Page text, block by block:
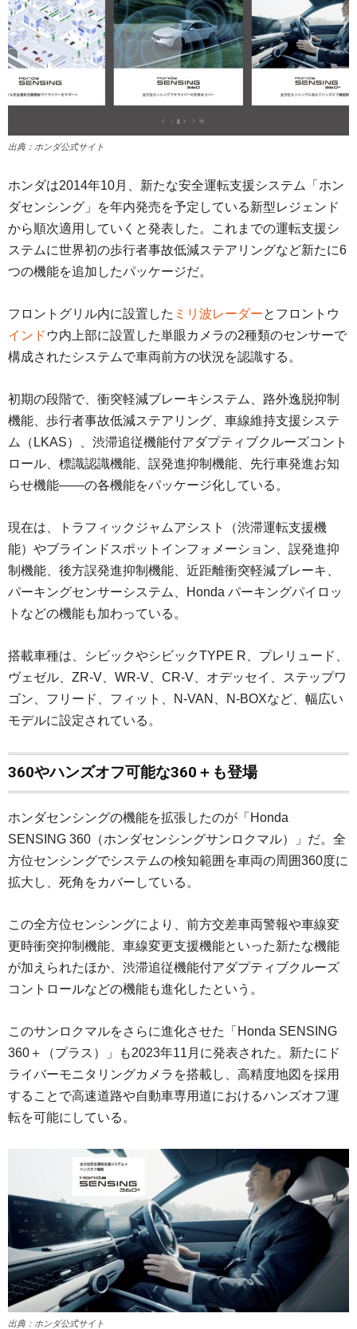
出典：ホンダ公式サイト
ホンダは2014年10月、新たな安全運転支援システム「ホン
ダセンシング」を年内発売を予定している新型レジェンド
から順次適用していくと発表した。これまでの運転支援シ
ステムに世界初の歩行者事故低減ステアリングなど新たに6
つの機能を追加したパッケージだ。
フロントグリル内に設置した ミリ波レーダーとフロントウ
インド ウ内上部に設置した単眼カメラの2種類のセンサーで
構成されたシステムで車両前方の状況を認識する。
初期の段階で、衝突軽減ブレーキシステム、路外逸脱抑制
機能、歩行者事故低減ステアリング、車線維持支援システ
ム（LKAS）、渋滞追従機能付アダプティブクルーズコント
ロール、標識認識機能、誤発進抑制機能、先行車発進お知
らせ機能――の各機能をパッケージ化している。
現在は、トラフィックジャムアシスト（渋滞運転支援機
能）やブラインドスポットインフォメーション、誤発進抑
制機能、後方誤発進抑制機能、近距離衝突軽減ブレーキ、
パーキングセンサーシステム、Honda パーキングパイロッ
トなどの機能も加わっている。
搭載車種は、シビックやシビックTYPE R、プレリュード、
ヴェゼル、ZR-V、WR-V、CR-V、オデッセイ、ステップワ
ゴン、フリード、フィット、N-VAN、N-BOXなど、幅広い
モデルに設定されている。
360やハンズオフ可能な360＋も登場
ホンダセンシングの機能を拡張したのが「Honda
SENSING 360（ホンダセンシングサンロクマル）」だ。全
方位センシングでシステムの検知範囲を車両の周囲360度に
拡大し、死角をカバーしている。
この全方位センシングにより、前方交差車両警報や車線変
更時衝突抑制機能、車線変更支援機能といった新たな機能
が加えられたほか、渋滞追従機能付アダプティブクルーズ
コントロールなどの機能も進化したという。
このサンロクマルをさらに進化させた「Honda SENSING
360＋（プラス）」も2023年11月に発表された。新たにド
ライバーモニタリングカメラを搭載し、高精度地図を採用
することで高速道路や自動車専用道におけるハンズオフ運
転を可能にしている。
出典：ホンダ公式サイト